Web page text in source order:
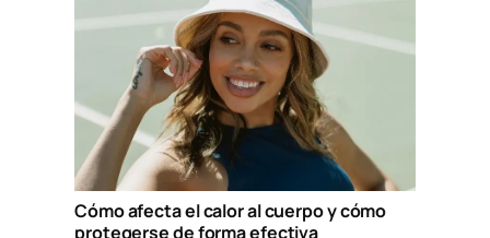
Cómo afecta el calor al cuerpo y cómo
protegerse de forma efectiva